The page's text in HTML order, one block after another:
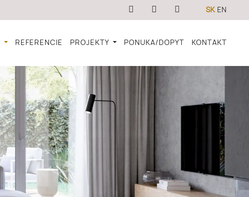
SK EN
REFERENCIE PROJEKTY PONUKA/DOPYT KONTAKT